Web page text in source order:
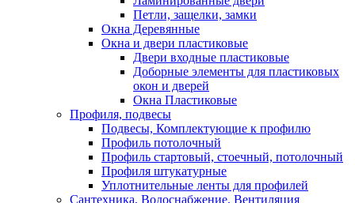
Петли, защелки, замки
Окна Деревянные
Окна и двери пластиковые
Двери входные пластиковые
Доборные элементы для пластиковых
окон и дверей
Окна Пластиковые
Профиля, подвесы
Подвесы, Комплектующие к профилю
Профиль потолочный
Профиль стартовый, стоечный, потолочный
Профиля штукатурные
Уплотнительные ленты для профилей
Сантехника, Водоснабжение, Вентиляция